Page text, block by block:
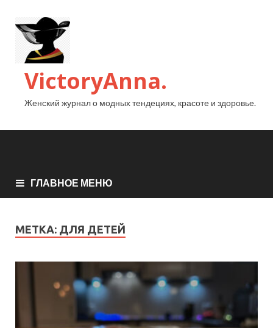
VictoryAnna.
Женский журнал о модных тендециях, красоте и здоровье.
ГЛАВНОЕ МЕНЮ
МЕТКА: ДЛЯ ДЕТЕЙ